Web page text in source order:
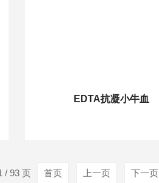
EDTA抗凝小牛血
/ 93 页 首页 上一页 下一页